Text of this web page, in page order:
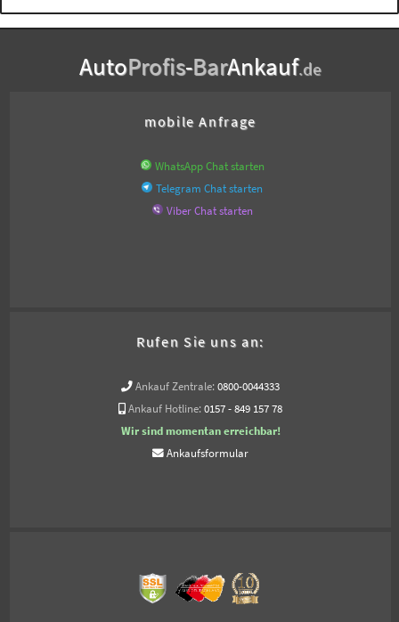
AutoProfis-BarAnkauf.de
mobile Anfrage
WhatsApp Chat starten
Telegram Chat starten
Viber Chat starten
Rufen Sie uns an:
Ankauf Zentrale: 0800-0044333
Ankauf Hotline: 0157 - 849 157 78
Wir sind momentan erreichbar!
Ankaufsformular